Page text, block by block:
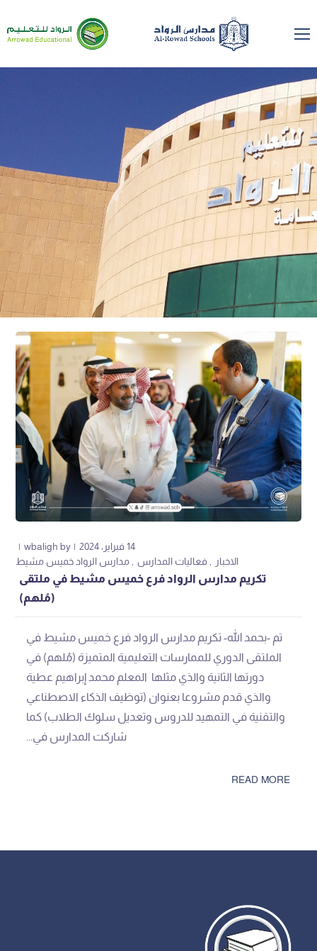
14 فبراير، 2024 by
wbaligh
الاخبار
فعاليات المدارس مدارس الرواد خميس مشيط
تكريم مدارس الرواد فرع خميس مشيط في ملتقى
(مُلهم)
تم -بحمد الله- تكريم مدارس الرواد فرع خميس مشيط في
الملتقى الدوري للممارسات التعليمية المتميزة (مُلهم) في
دورتها الثانية والذي مثلها المعلم محمد إبراهيم عطية
والذي قدم مشروعا بعنوان (توظيف الذكاء الاصطناعي
والتقنية في التمهيد للدروس وتعديل سلوك الطلاب) كما
شاركت المدارس في...
READ MORE